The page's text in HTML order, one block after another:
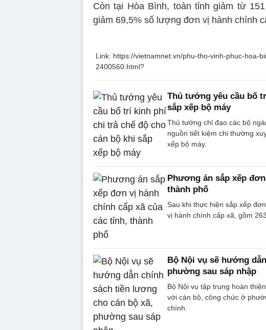
Còn tại Hòa Bình, toàn tỉnh giảm từ
giảm 69,5% số lượng đơn vị hành chính
Link: https://vietnamnet.vn/phu-tho-vinh-phuc-hoa-
2400560.html?
Thủ tướng yêu cầu bố
sắp xếp bộ máy
Thủ tướng chỉ đạo các bộ
nguồn tiết kiệm chi thường
xếp bộ máy.
Phương án sắp xếp
thành phố
Sau khi thực hiện sắp xếp
vị hành chính cấp xã, gồm
Bộ Nội vụ sẽ hướng
phường sau sáp nhập
Bộ Nội vụ tập trung hoàn
với cán bộ, công chức ở
chính.